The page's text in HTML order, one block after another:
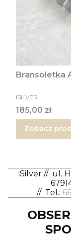
Bransoletka
PRODUCENT
ISILVER
Cena
185,00 zł
Zobacz
iSilver // ul.
// Tel.: